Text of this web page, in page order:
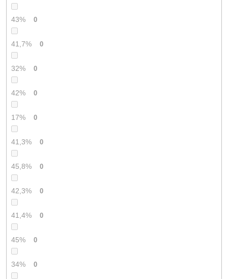
43% 0
41,7% 0
32% 0
42% 0
17% 0
41,3% 0
45,8% 0
42,3% 0
41,4% 0
45% 0
34% 0